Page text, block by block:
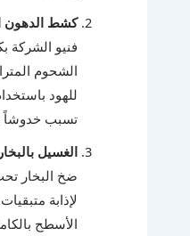
كشط الدهون
فنيو
الشحوم
للهود
تسبب خدوشاً
الغسيل
ضخ البخار
لإذابة
الأسطح